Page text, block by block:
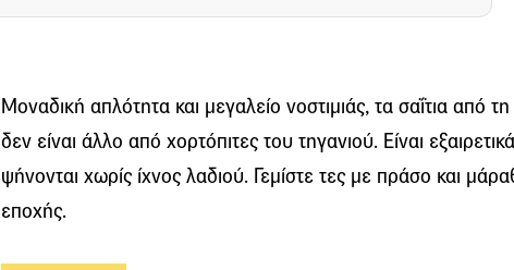
Μοναδική απλότητα και μεγαλείο νοστιμιάς, τα σαΐτια από
δεν είναι άλλο από χορτόπιτες του τηγανιού. Είναι
ψήνονται χωρίς ίχνος λαδιού. Γεμίστε τες με πράσο και
εποχής.